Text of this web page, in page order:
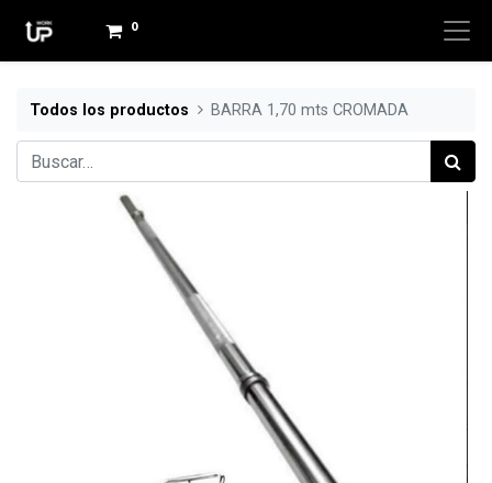
0
Todos los productos BARRA 1,70 mts CROMADA